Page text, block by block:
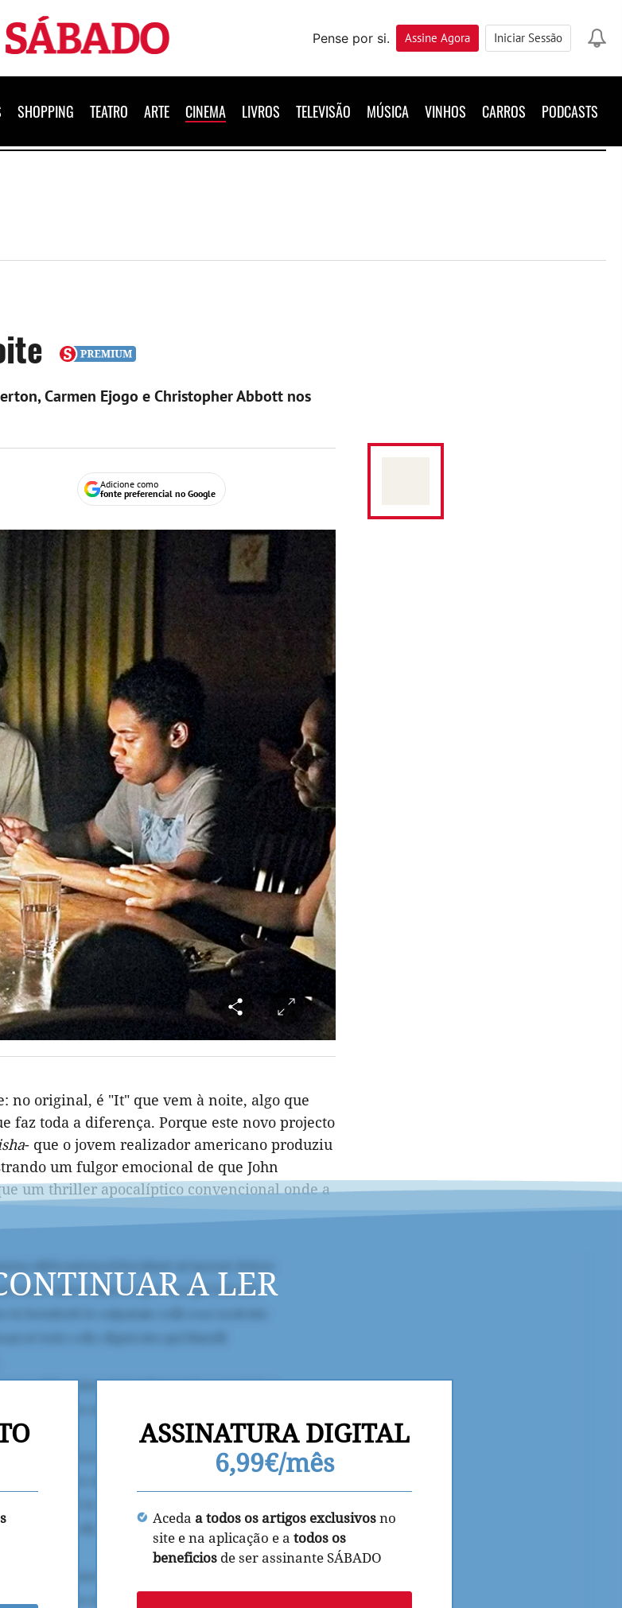
Sábado
Pense por si.
Assine Agora Iniciar Sessão
SHOPPING TEATRO ARTE CINEMA LIVROS TELEVISÃO MÚSICA VINHOS CARROS PODCASTS
Carmen Ejogo e Christopher Abbott nos
Adicione como
fonte preferencial no Google
no original, é "It" que vem à noite, algo que
faz toda a diferença. Porque este novo projecto
- que o jovem realizador americano produziu
um fulgor emocional de que John
um thriller apocalíptico convencional onde a
A LER
ASSINATURA DIGITAL
6,99€/mês
Aceda a todos os artigos exclusivosno
site e na aplicação e a todos os
beneficios de ser assinante SÁBADO